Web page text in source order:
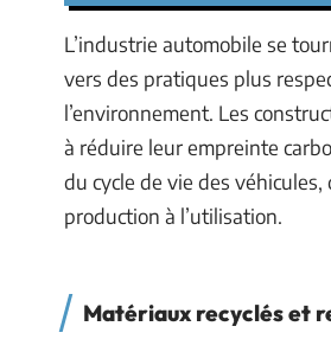
L’industrie automobile se
vers des pratiques plus
l’environnement. Les
à réduire leur empreinte
du cycle de vie des véhicules,
production à l’utilisation.
Matériaux recyclés et